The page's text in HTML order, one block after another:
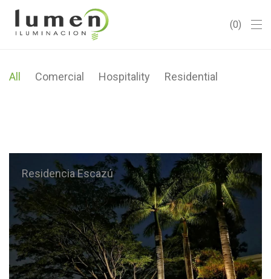
0
All Comercial Hospitality Residential
Residencia Escazú